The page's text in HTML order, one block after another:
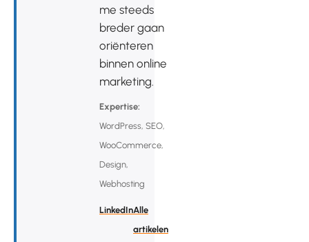
me steeds
breder gaan
oriënteren
binnen online
marketing.
Expertise:
WordPress, SEO,
WooCommerce,
Design,
Webhosting
LinkedInAlle
artikelen